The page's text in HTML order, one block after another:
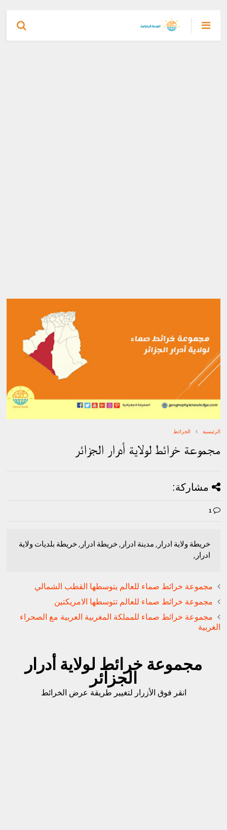
الرئيسية الخرائط
مجموعة خرائط لولاية أدرار الجزائر
مشاركة:
خريطة ولاية ادرار, مدينة ادرار, خريطة ادرار, خريطة بلديات ولاية
ادرار,
مجموعة خرائط صماء للعالم يتوسطها القطب الشمالي
مجموعة خرائط صماء للعالم تتوسطها الامريكتين
مجموعة خرائط صماء للمملكة المغربية العربية مع الصحراء
الغربية
مجموعة خرائط لولاية أدرار
الجزائر
انقر فوق الأزرار لتغيير طريقة عرض الخرائط